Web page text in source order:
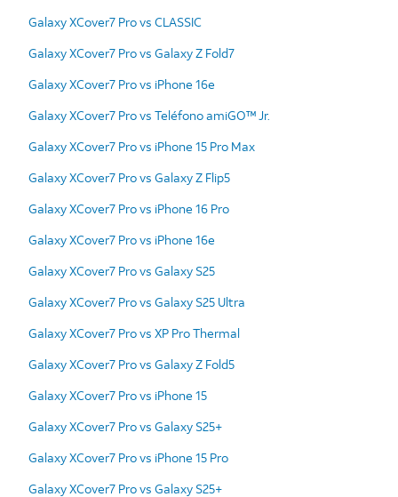
Galaxy XCover7 Pro vs CLASSIC
Galaxy XCover7 Pro vs Galaxy Z Fold7
Galaxy XCover7 Pro vs iPhone 16e
Galaxy XCover7 Pro vs Teléfono amiGO™ Jr.
Galaxy XCover7 Pro vs iPhone 15 Pro Max
Galaxy XCover7 Pro vs Galaxy Z Flip5
Galaxy XCover7 Pro vs iPhone 16 Pro
Galaxy XCover7 Pro vs iPhone 16e
Galaxy XCover7 Pro vs Galaxy S25
Galaxy XCover7 Pro vs Galaxy S25 Ultra
Galaxy XCover7 Pro vs XP Pro Thermal
Galaxy XCover7 Pro vs Galaxy Z Fold5
Galaxy XCover7 Pro vs iPhone 15
Galaxy XCover7 Pro vs Galaxy S25+
Galaxy XCover7 Pro vs iPhone 15 Pro
Galaxy XCover7 Pro vs Galaxy S25+